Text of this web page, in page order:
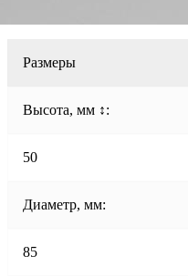
Размеры
Высота, мм ↕:
50
Диаметр, мм:
85